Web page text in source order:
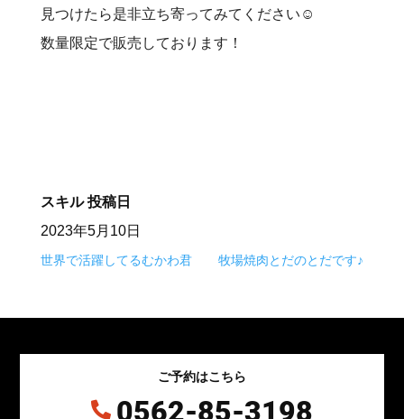
見つけたら是非立ち寄ってみてください☺️
数量限定で販売しております！
スキル 投稿日
2023年5月10日
世界で活躍してるむかわ君 牧場焼肉とだのとだです♪
ご予約はこちら
 0562-85-3198